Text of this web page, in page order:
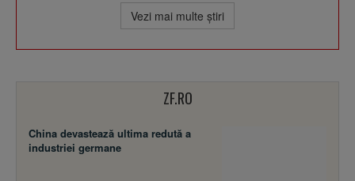
Vezi mai multe ştiri
ZF.RO
China devastează ultima redută a
industriei germane